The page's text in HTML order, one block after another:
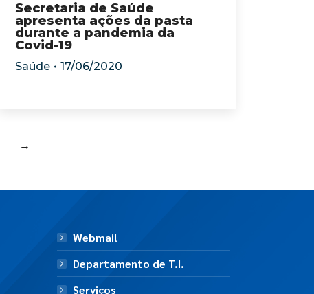
Secretaria de Saúde
apresenta ações da pasta
durante a pandemia da
Covid-19
Saúde 17/06/2020
→
Webmail
Departamento de T.I.
Serviços